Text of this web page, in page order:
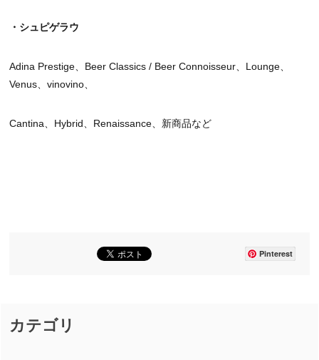
・シュピゲラウ
Adina Prestige、Beer Classics / Beer Connoisseur、Lounge、
Venus、vinovino、
Cantina、Hybrid、Renaissance、新商品など
Pinterest
カテゴリ